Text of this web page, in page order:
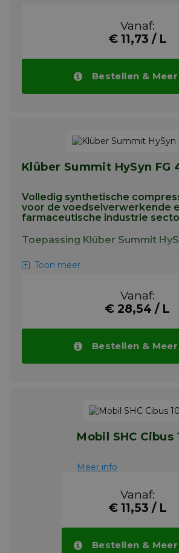
en belastingen werken. TOTAL
CHAIN OIL XT is ook geschikt
Vanaf:
€ 11,73 / L
Bestellen &
Klüber Summit HySyn FG
Volledig synthetische
voor de voedselverwerkende
farmaceutische industrie
Toepassing Klüber Summit
Klüber Summit HySyn oliën
en centrifugale compressoren.
Summit HySyn FG oliën zijn
voedselverwerkende en
industrie industrie die olievrije
nodig heeft (zonder oliedamp)
worden verwijderd door de
Door hun goede stabiliteit zijn
temperaturen in industriële
name bij lage temperaturen,
Toon meer
Vanaf:
€ 28,54 / L
Bestellen &
Mobil SHC Cibus
Meer info
Vanaf:
€ 11,53 / L
Bestellen &